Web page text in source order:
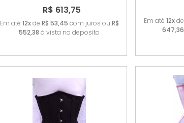
R$ 613,75
Em até 12xde R$ 53,45 com juros ou R$
552,38 à vista no deposito
Em até 12xde
647,36